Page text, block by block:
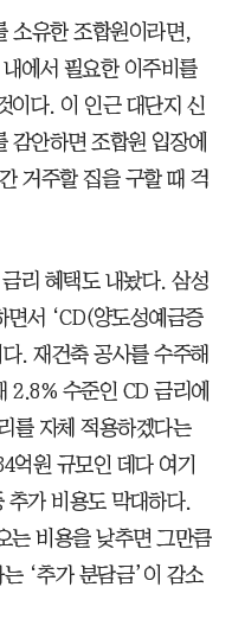
소유한 조합원이라면,
에서 필요한 이주비를
이다. 이 인근 대단지 신
감안하면 조합원 입장에
거주할 집을 구할 때 걱
리 혜택도 내놨다. 삼성
서 ‘CD(양도성예금증
. 재건축 공사를 수주해
2.8% 수준인 CD 금리에
를 자체 적용하겠다는
억원 규모인 데다 여기
가 비용도 막대하다.
는 비용을 낮추면 그만큼
‘추가 분담금’이 감소